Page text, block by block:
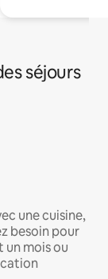
séjours
une cuisine,
besoin pour
mois ou